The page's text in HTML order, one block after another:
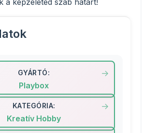
a képzeleted szab határt!
GYÁRTÓ:
Playbox
KATEGÓRIA:
Kreatív Hobby